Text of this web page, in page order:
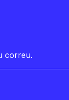
correu.